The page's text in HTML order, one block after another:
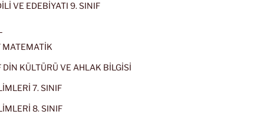
VE EDEBİYATI 9. SINIF
MATEMATİK
DİN KÜLTÜRÜ VE AHLAK BİLGİSİ
7. SINIF
8. SINIF